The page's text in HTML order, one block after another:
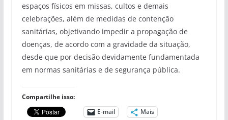
espaços físicos em missas, cultos e demais
celebrações, além de medidas de contenção
sanitárias, objetivando impedir a propagação de
doenças, de acordo com a gravidade da situação,
desde que por decisão devidamente fundamentada
em normas sanitárias e de segurança pública.
Compartilhe isso:
E-mail
Mais